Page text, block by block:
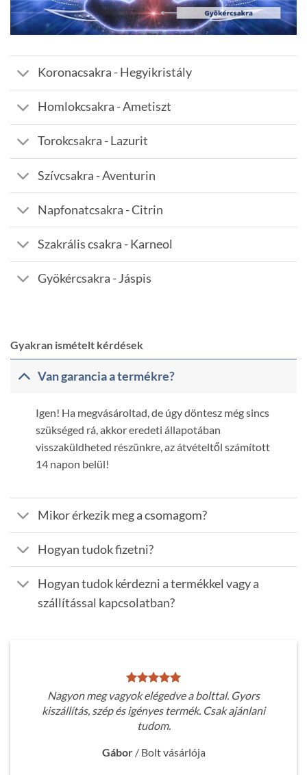
Koronacsakra - Hegyikristály
Homlokcsakra - Ametiszt
Torokcsakra - Lazurit
Szívcsakra - Aventurin
Napfonatcsakra - Citrin
Szakrális csakra - Karneol
Gyökércsakra - Jáspis
Gyakran ismételt kérdések
Van garancia a termékre?
Igen! Ha megvásároltad, de úgy döntesz még sincs
szükséged rá, akkor eredeti állapotában
visszaküldheted részünkre, az átvételtől számított
14 napon belül!
Mikor érkezik meg a csomagom?
Hogyan tudok fizetni?
Hogyan tudok kérdezni a termékkel vagy a
szállítással kapcsolatban?
Nagyon meg vagyok elégedve a bolttal. Gyors
kiszállítás, szép és igényes termék. Csak ajánlani
tudom.
Gábor / Bolt vásárlója